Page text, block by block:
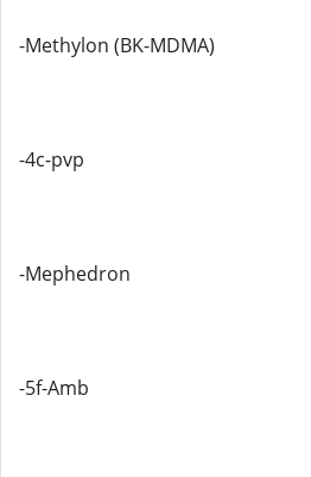
-Methylon (BK-MDMA)
-4c-pvp
-Mephedron
-5f-Amb